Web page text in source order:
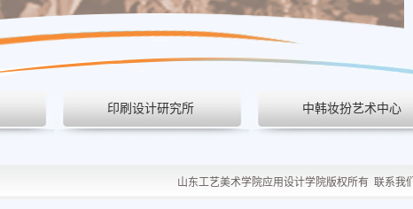
印刷设计研究所 中韩妆扮艺术中心
山东工艺美术学院应用设计学院版权所有 联系我们